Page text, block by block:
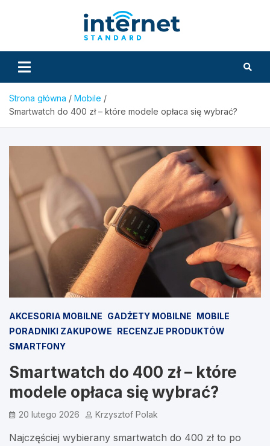
Strona główna
Mobile
Smartwatch do 400 zł – które modele opłaca się wybrać?
AKCESORIA MOBILNE GADŻETY MOBILNE MOBILE
PORADNIKI ZAKUPOWE RECENZJE PRODUKTÓW
SMARTFONY
Smartwatch do 400 zł – które
modele opłaca się wybrać?
20 lutego 2026 Krzysztof Polak
Najczęściej wybierany smartwatch do 400 zł to po